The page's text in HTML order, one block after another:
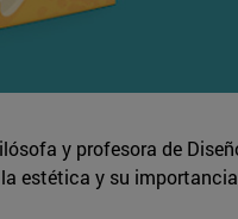
y profesora de
estética y su